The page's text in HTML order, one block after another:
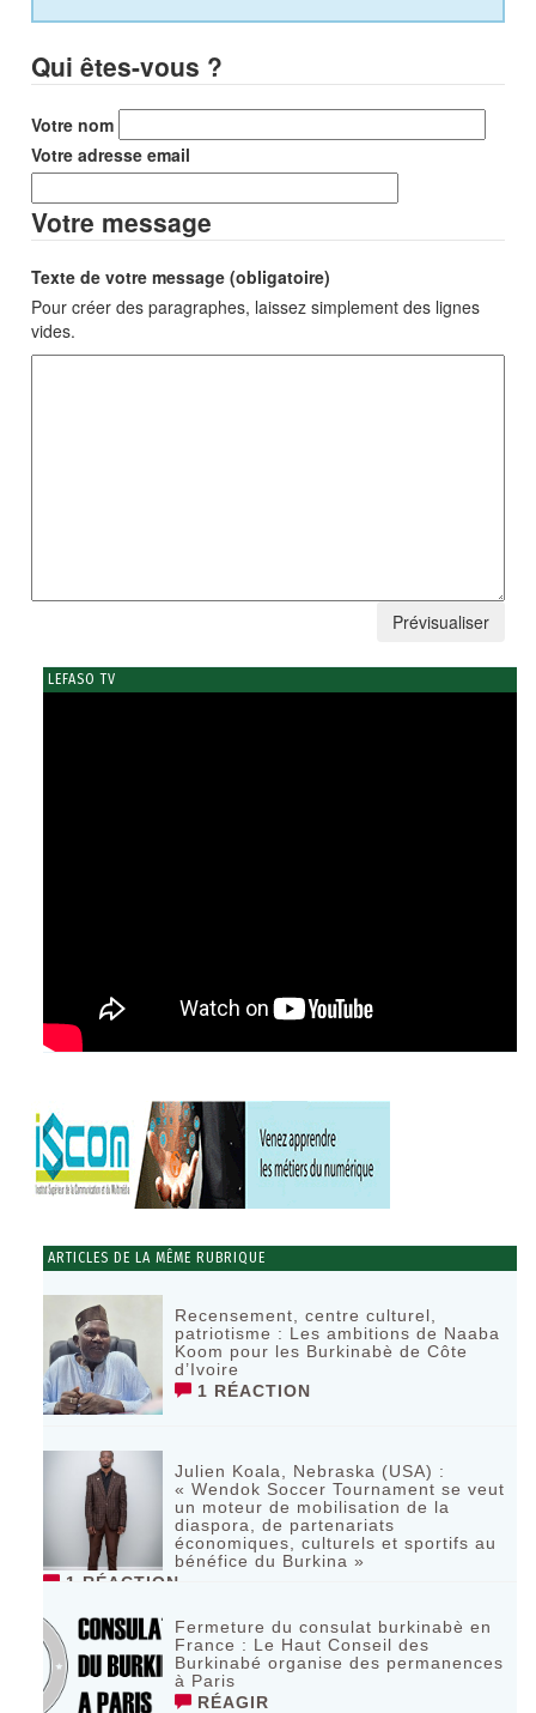
Qui êtes-vous ?
Votre nom
Votre adresse email
Votre message
Texte de votre message (obligatoire)
Pour créer des paragraphes, laissez simplement des lignes
vides.
LEFASO TV
ARTICLES DE LA MÊME RUBRIQUE
Recensement, centre culturel,
patriotisme : Les ambitions de Naaba
Koom pour les Burkinabè de Côte
d’Ivoire
1 RÉACTION
Julien Koala, Nebraska (USA) :
« Wendok Soccer Tournament se veut
un moteur de mobilisation de la
diaspora, de partenariats
économiques, culturels et sportifs au
bénéfice du Burkina »
1 RÉACTION
Fermeture du consulat burkinabè en
France : Le Haut Conseil des
Burkinabé organise des permanences
à Paris
RÉAGIR